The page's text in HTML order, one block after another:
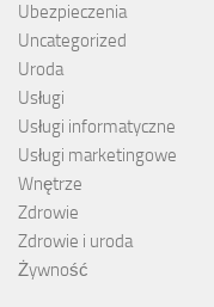
Ubezpieczenia
Uncategorized
Uroda
Usługi
Usługi informatyczne
Usługi marketingowe
Wnętrze
Zdrowie
Zdrowie i uroda
Żywność